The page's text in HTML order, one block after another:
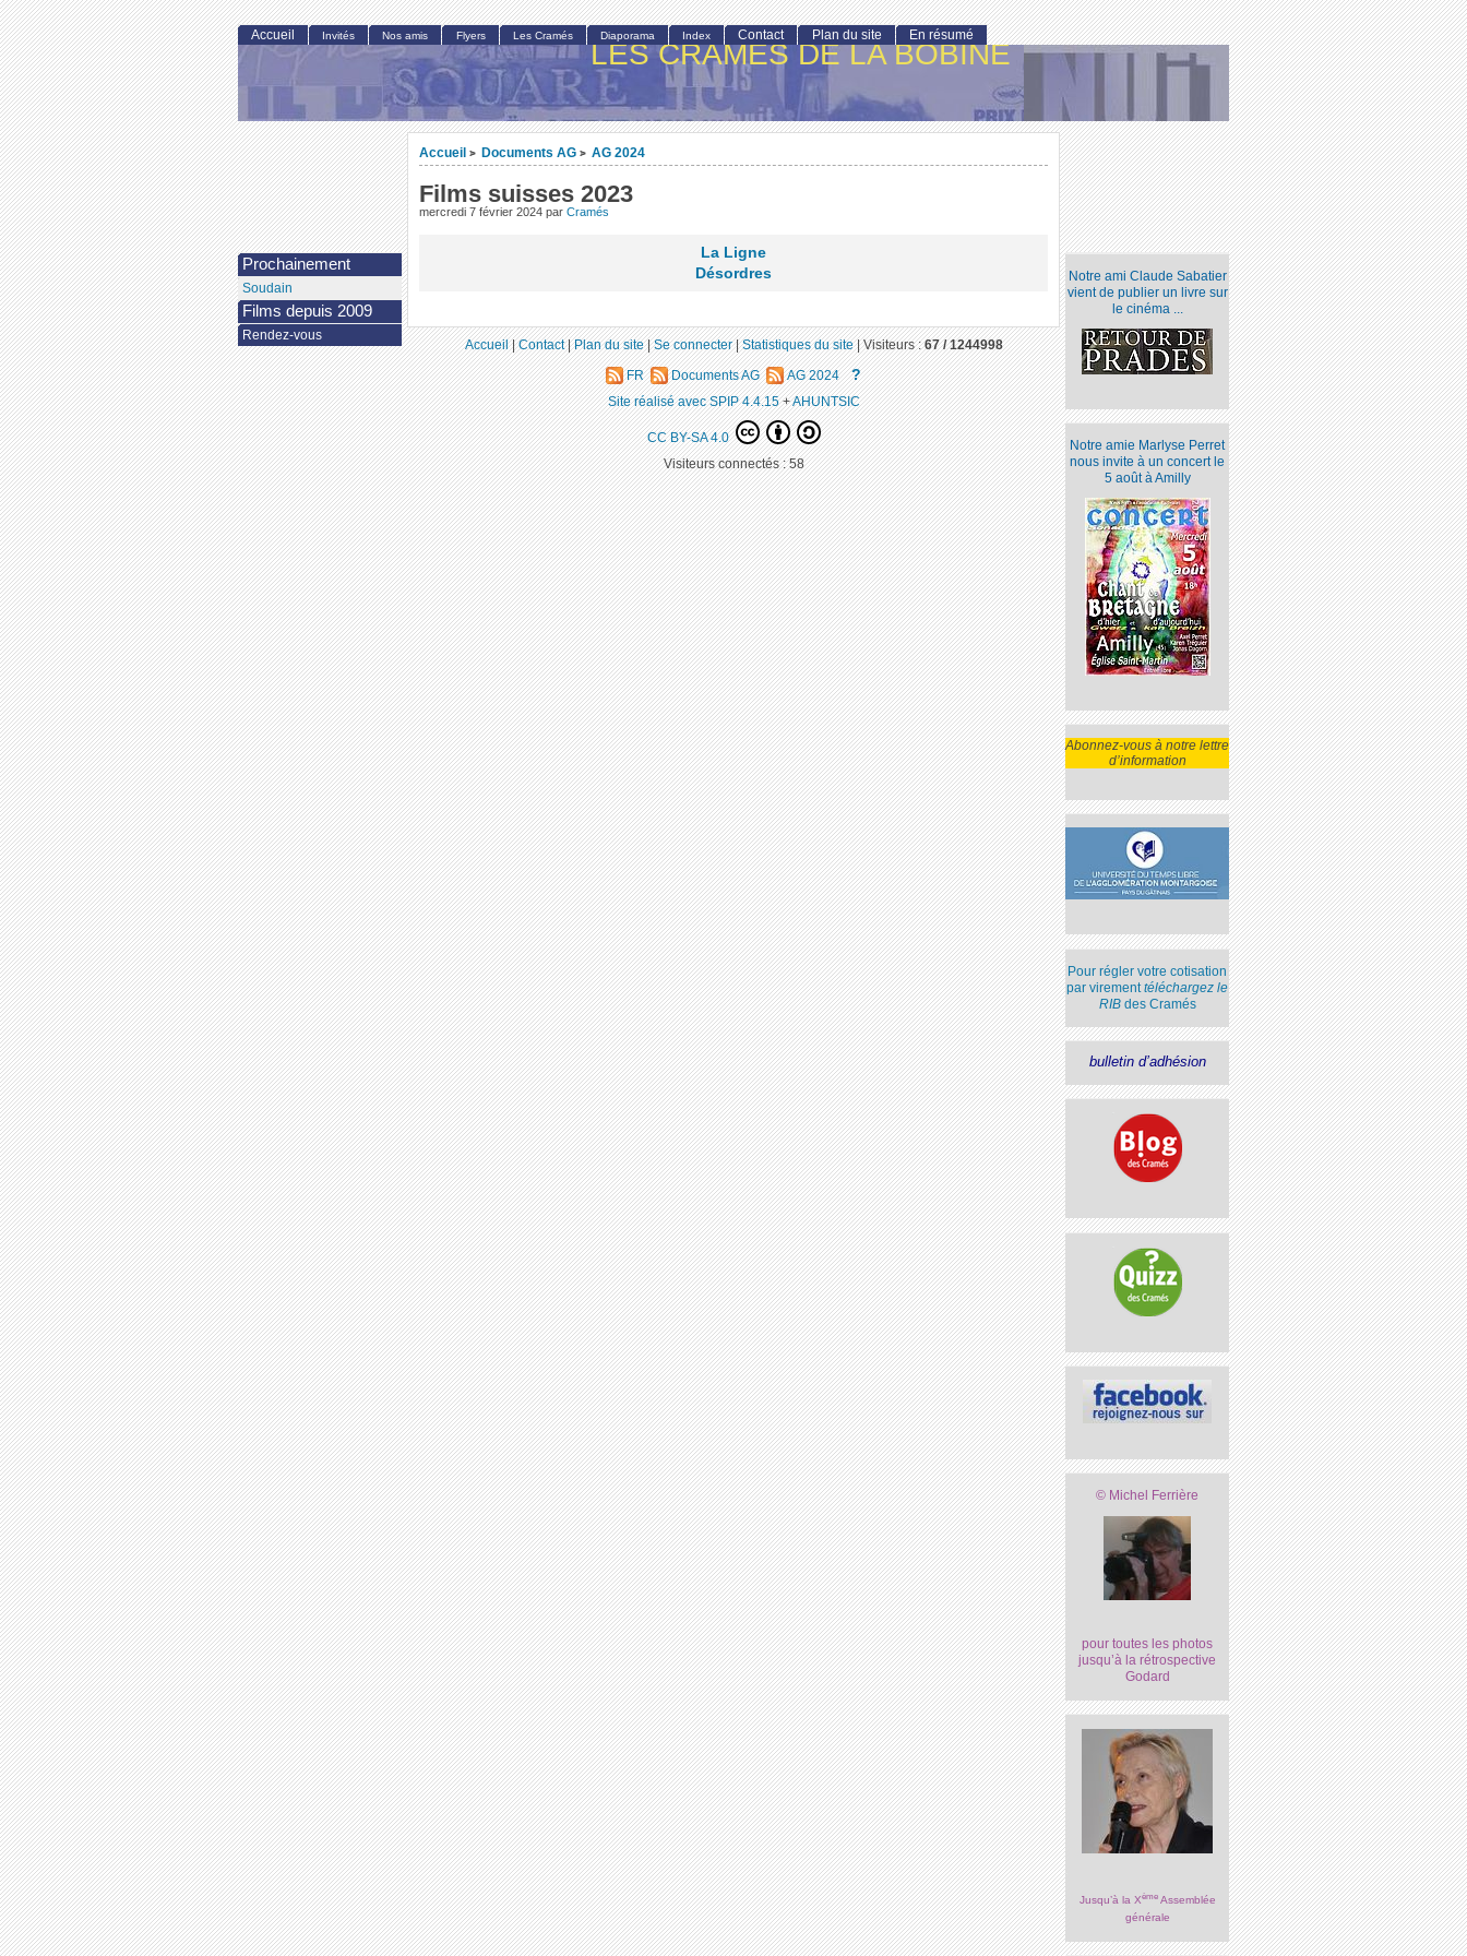
LES CRAMÉS DE LA BOBINE
Accueil > Documents AG > AG 2024
Films suisses 2023
mercredi 7 février 2024 par Cramés
La Ligne
Désordres
Notre ami Claude Sabatier
vient de publier un livre sur
le cinéma ...
Notre amie Marlyse Perret
nous invite à un concert le
5 août à Amilly
Abonnez-vous à notre lettre
d’information
Pour régler votre cotisation
par virementtéléchargez le
RIBdes Cramés
bulletin d’adhésion
© Michel Ferrière
pour toutes les photos
jusqu’à la rétrospective
Godard
Jusqu’à la XèmeAssemblée
générale
Accueil Invités Nos amis Flyers Les Cramés Diaporama Index Contact Plan du site En résumé
Prochainement
Soudain
Films depuis 2009
Rendez-vous
Accueil|Contact|Plan du site|Se connecter|Statistiques du site|Visiteurs :67 / 1244998
FR Documents AG AG 2024 ?
Site réalisé avec SPIP 4.4.15+AHUNTSIC
CC BY-SA 4.0
Visiteurs connectés :58